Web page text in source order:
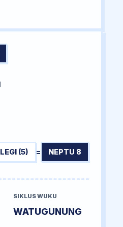
LEGI (5) = NEPTU 8
SIKLUS WUKU
WATUGUNUNG